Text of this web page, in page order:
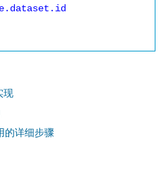
现
的详细步骤